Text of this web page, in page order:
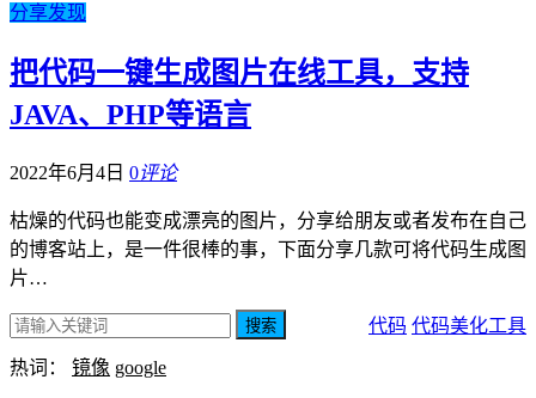
分享发现
把代码一键生成图片在线工具，支持
JAVA、PHP等语言
2022年6月4日 0评论
枯燥的代码也能变成漂亮的图片，分享给朋友或者发布在自己
的博客站上，是一件很棒的事，下面分享几款可将代码生成图
片…
代码 代码美化工具
搜索
热词： 镜像 google